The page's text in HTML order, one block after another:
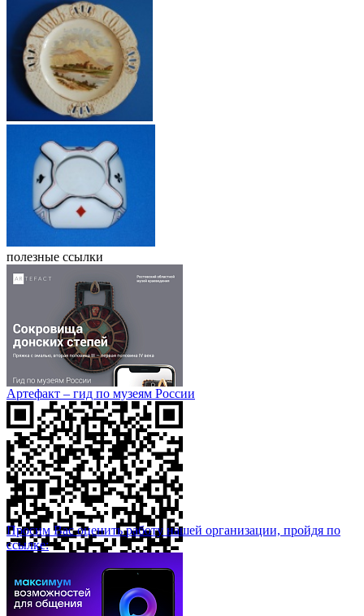
полезные ссылки
Артефакт – гид по музеям России
Просим Вас оценить работу нашей организации, пройдя по
ссылке: